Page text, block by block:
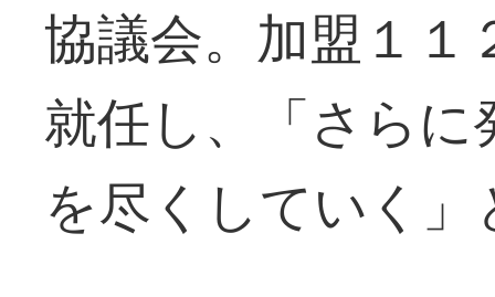
協議会。加盟１１
就任し、「さら
を尽くしていく